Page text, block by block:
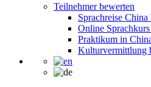
Teilnehmer bewerten
Sprachreise China
Online
Praktikum in
Kulturvermittlung